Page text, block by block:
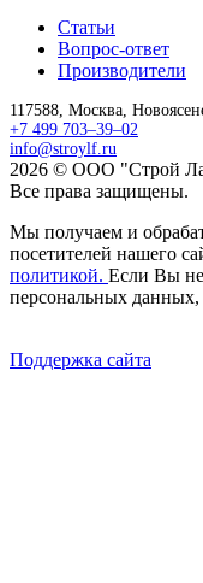
Статьи
Вопрос-ответ
Производители
117588, Москва,
+7 499 703–39–02
info@stroylf.ru
2026 © ООО "Строй
Все права защищены.
Мы получаем и
посетителей нашего
политикой. Если Вы не
персональных
Поддержка сайта